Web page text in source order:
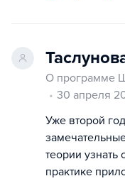
О программе
30 апреля
Уже второй
теории
практике